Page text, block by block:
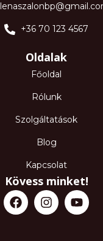
+36 70 123 4567
Oldalak
Főoldal
Rólunk
Szolgáltatások
Blog
Kapcsolat
Kövess minket!